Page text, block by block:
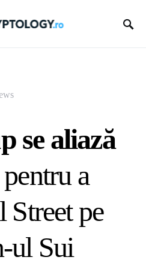
se aliază
a
Street pe
ul Sui